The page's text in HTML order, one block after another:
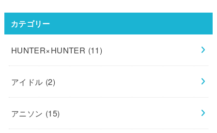
カテゴリー
HUNTER×HUNTER (11)
アイドル (2)
アニソン (15)